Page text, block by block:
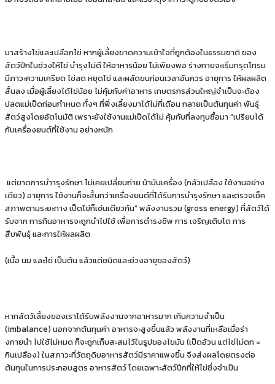
มาสร้างไข่และเปลือกไข่ หากผู้เลี้ยงขาดความเข้าใจที่ถูกต้องในธรรมชาติ ของ
สัตว์ปีกในช่วงให้ไข่ บํารุงไม่ดี ให้อาหารน้อย ไม่เพียงพอ ร่างกายจะเริ่มทรุดโทรม
มีภาวะความเครียด ไข่ลด หยุดไข่ และผลัดขนก่อนเวลาอันควร อายุการ ให้ผลผลิต
สั้นลง เมื่อผู้เลี้ยงได้ไข่น้อย ไม่คุ้มกับค่าอาหาร เกษตรกรส่วนใหญ่จําเป็นจะต้อง
ปลดแม่เป็ดก่อนกําหนด ทั้งๆ ที่พึ่งเลี้ยงมาได้ไม่กี่เดือน กลายเป็นต้นทุนค่า พันธุ์
สัตว์สูงโดยอัตโนมัติ เพราะยังใช้งานแม่เป็ดได้ไม่ คุ้มกับที่ลงทุนซื้อมา “เปรียบได้
กับเครื่องยนต์ที่ใช้งาน อย่างหนัก
แต่ขาดการบําารุงรักษา ไม่เคยเปลี่ยนถ่าย น้ามันเครื่อง (กลัวเปลือง ใช้งานอย่าง
เดียว) อายุการ ใช้งานก็จะสั้นกว่าเครื่องยนต์ที่ได้รับการบํารุงรักษา และตรวจเช็ค
สภาพตามระยะทาง เป็ดไข่ก็เช่นเดียวกัน” พลังงานรวม (gross energy) ที่สัตว์ได้
รับจาก การกินอาหารจะถูกนําไปใช้ เพื่อการดํารงชีพ การ เจริญเติบโต การ
สืบพันธุ์ และการให้ผลผลิต
(เนื้อ นม และไข่ เป็นต้น แล้วแต่ชนิดและช่วงอายุของสัตว์)
หากสัตว์เลี้ยงของเราได้รับพลังงานจากอาหารมาก เกินความจําเป็น
(imbalance) นอกจากต้นทุนค่า อาหารจะสูงขึ้นแล้ว พลังงานที่เหลือเมื่อร่า
งกายนํา ไปใช้ไม่หมด ก็จะถูกเก็บสะสมไว้ในรูปของไขมัน (เป็ดอ้วน แต่ไข่ไม่ดก =
กินเปลือง) ในสภาวะที่วัตถุดิบอาหารสัตว์มีราคาแพงขึ้น จึงส่งผลโดยตรงต่อ
ต้นทุนในการประกอบสูตร อาหารสัตว์ โดยเฉพาะสัตว์ปีกที่ให้ไข่ซึ่งจําเป็น